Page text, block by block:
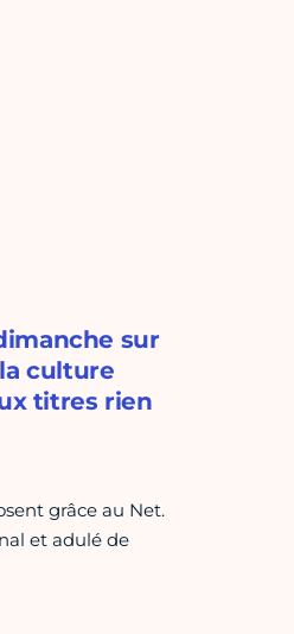
sur
culture
titres rien
grâce au Net.
et adulé de